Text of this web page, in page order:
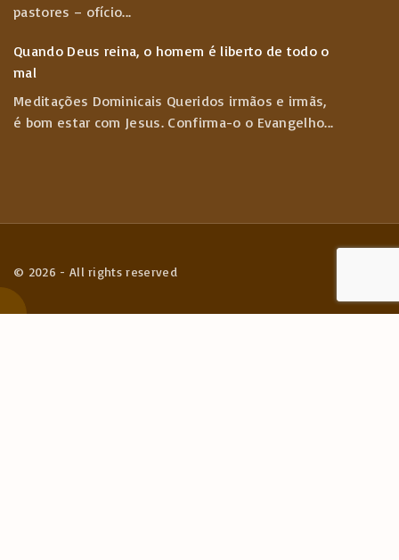
pastores – ofício...
Quando Deus reina, o homem é liberto de todo o
mal
Meditações Dominicais Queridos irmãos e irmãs,
é bom estar com Jesus. Confirma-o o Evangelho...
© 2026 - All rights reserved